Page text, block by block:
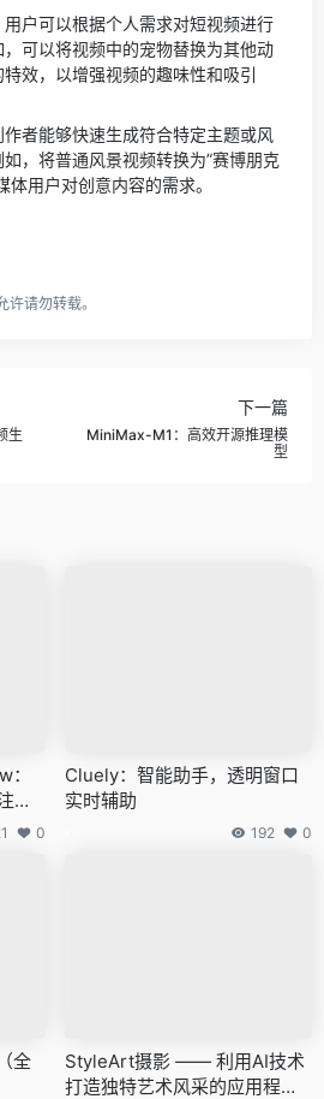
用户可以根据个人需求对短视频进行
可以将视频中的宠物替换为其他动
效，以增强视频的趣味性和吸引
作者能够快速生成符合特定主题或风
，将普通风景视频转换为”赛博朋克
体用户对创意内容的需求。
请勿转载。
生
下一篇
MiniMax-M1：高效开源推理模
型
于
0
Cluely：智能助手，透明窗口
实时辅助
192 0
全
StyleArt摄影 —— 利用AI技术
打造独特艺术风采的应用程